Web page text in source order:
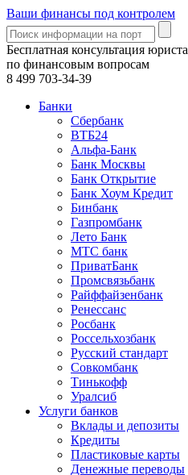
Ваши финансы под контролем
Бесплатная консультация юриста
по финансовым вопросам
8 499 703-34-39
Банки
Сбербанк
ВТБ24
Альфа-Банк
Банк Москвы
Банк Открытие
Банк Хоум Кредит
Бинбанк
Газпромбанк
Лето Банк
МТС банк
ПриватБанк
Промсвязьбанк
Райффайзенбанк
Ренессанс
Росбанк
Россельхозбанк
Русский стандарт
Совкомбанк
Тинькофф
Уралсиб
Услуги банков
Вклады и депозиты
Кредиты
Пластиковые карты
Денежные переводы